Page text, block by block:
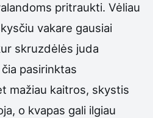
pritraukti. Vėliau
vakare gausiai
skruzdėlės juda
pasirinktas
mažiau kaitros, skystis
o kvapas gali ilgiau